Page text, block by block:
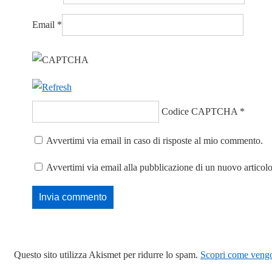
Email *
Codice CAPTCHA *
Avvertimi via email in caso di risposte al mio commento.
Avvertimi via email alla pubblicazione di un nuovo
Questo sito utilizza Akismet per ridurre lo spam. Scopri come